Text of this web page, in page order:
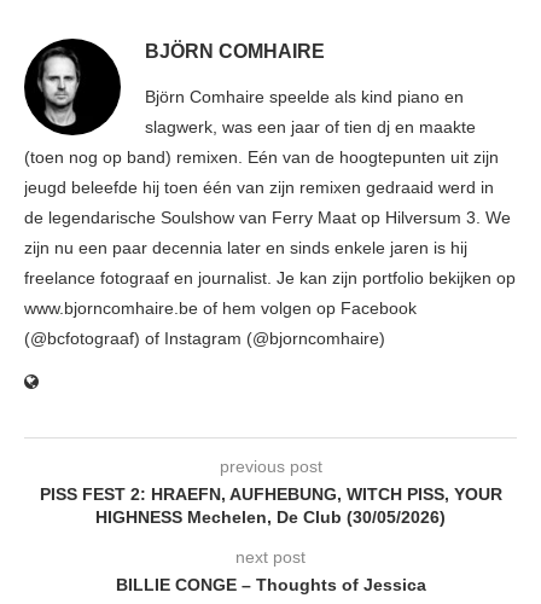
BJÖRN COMHAIRE
Björn Comhaire speelde als kind piano en
slagwerk, was een jaar of tien dj en maakte
(toen nog op band) remixen. Eén van de hoogtepunten uit zijn
jeugd beleefde hij toen één van zijn remixen gedraaid werd in
de legendarische Soulshow van Ferry Maat op Hilversum 3. We
zijn nu een paar decennia later en sinds enkele jaren is hij
freelance fotograaf en journalist. Je kan zijn portfolio bekijken op
www.bjorncomhaire.be of hem volgen op Facebook
(@bcfotograaf) of Instagram (@bjorncomhaire)
previous post
PISS FEST 2: HRAEFN, AUFHEBUNG, WITCH PISS, YOUR
HIGHNESS Mechelen, De Club (30/05/2026)
next post
BILLIE CONGE – Thoughts of Jessica